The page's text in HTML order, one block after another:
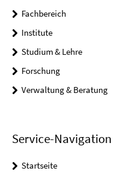
Fachbereich
Institute
Studium & Lehre
Forschung
Verwaltung & Beratung
Service-Navigation
Startseite